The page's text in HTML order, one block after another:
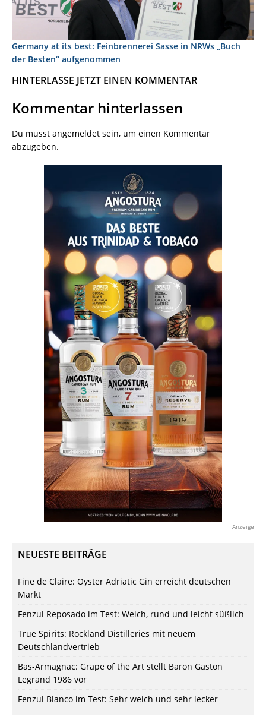
Germany at its best: Feinbrennerei Sasse in NRWs „Buch
der Besten“ aufgenommen
HINTERLASSE JETZT EINEN KOMMENTAR
Kommentar hinterlassen
Du musst angemeldet sein, um einen Kommentar
abzugeben.
Anzeige
NEUESTE BEITRÄGE
Fine de Claire: Oyster Adriatic Gin erreicht deutschen
Markt
Fenzul Reposado im Test: Weich, rund und leicht süßlich
True Spirits: Rockland Distilleries mit neuem
Deutschlandvertrieb
Bas-Armagnac: Grape of the Art stellt Baron Gaston
Legrand 1986 vor
Fenzul Blanco im Test: Sehr weich und sehr lecker